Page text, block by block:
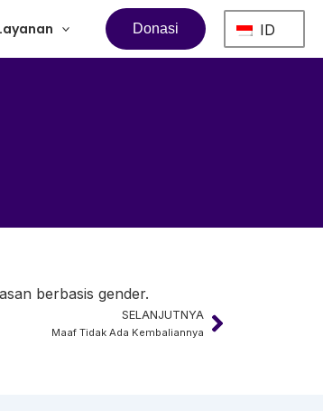
Donasi ID
berbasis gender.
SELANJUTNYA
Maaf Tidak Ada KembaliannyaNext